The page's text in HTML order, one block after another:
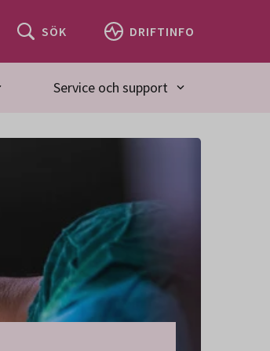
SÖK DRIFTINFO
Service och support